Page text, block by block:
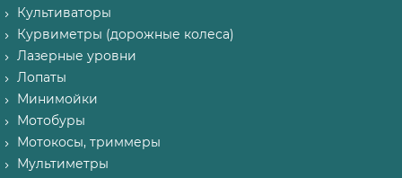
Культиваторы
Курвиметры (дорожные колеса)
Лазерные уровни
Лопаты
Минимойки
Мотобуры
Мотокосы, триммеры
Мультиметры